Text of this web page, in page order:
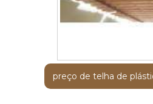
preço de telha de